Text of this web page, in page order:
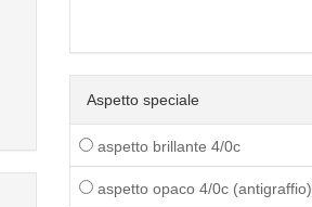
Aspetto speciale
aspetto brillante 4/0c
aspetto opaco 4/0c (antigraffio)